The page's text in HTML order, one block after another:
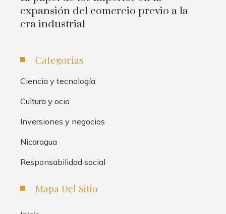
expansión del comercio previo a la
era industrial
Categorías
Ciencia y tecnología
Cultura y ocio
Inversiones y negocios
Nicaragua
Responsabilidad social
Mapa Del Sitio